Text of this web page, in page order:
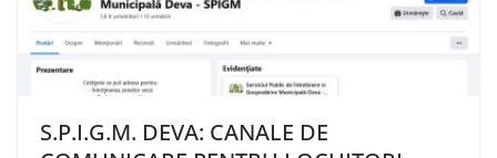
S.P.I.G.M. DEVA: CANALE DE